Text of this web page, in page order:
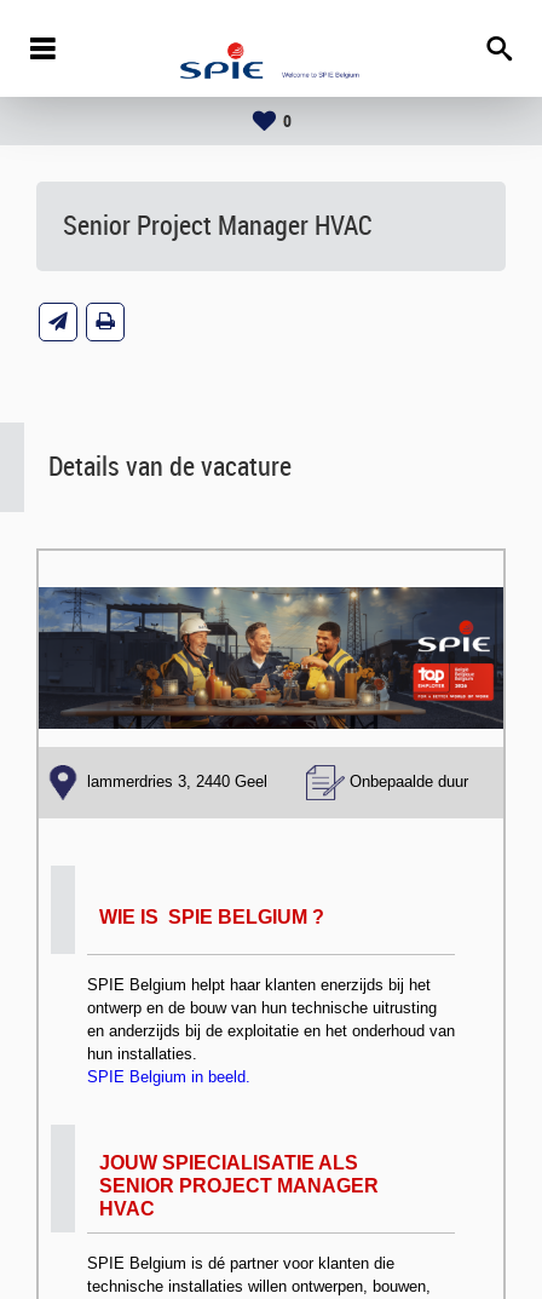
0
Senior Project Manager HVAC
Details van de vacature
lammerdries 3, 2440 Geel Onbepaalde duur
WIE IS SPIE BELGIUM ?
SPIE Belgium helpt haar klanten enerzijds bij het
ontwerp en de bouw van hun technische uitrusting
en anderzijds bij de exploitatie en het onderhoud van
hun installaties.
SPIE Belgium in beeld.
JOUW SPIECIALISATIE ALS
SENIOR PROJECT MANAGER
HVAC
SPIE Belgium is dé partner voor klanten die
technische installaties willen ontwerpen, bouwen,